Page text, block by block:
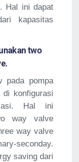
Hal ini dapat
kapasitas
two
pada pompa
konfigurasi
Hal ini
way valve
way valve
seconday.
saving dari